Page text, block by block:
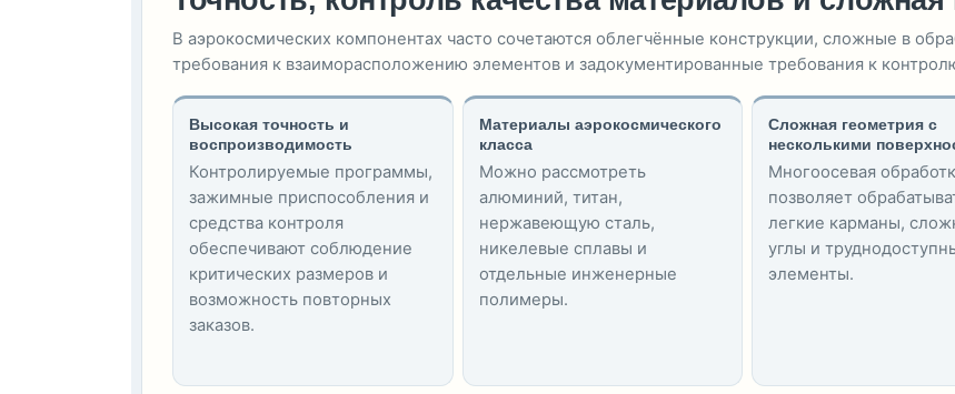
В аэрокосмических компонентах часто сочетаются облегчённые конструкции, сложные в
требования к взаиморасположению элементов и задокументированные требования к
Высокая точность и
воспроизводимость
Контролируемые программы,
зажимные приспособления и
средства контроля
обеспечивают соблюдение
критических размеров и
возможность повторных
заказов.
Материалы аэрокосмического
класса
Можно рассмотреть
алюминий, титан,
нержавеющую сталь,
никелевые сплавы и
отдельные инженерные
полимеры.
Сложная геометрия с
несколькими
Многоосевая
позволяет
легкие карманы,
углы и
элементы.